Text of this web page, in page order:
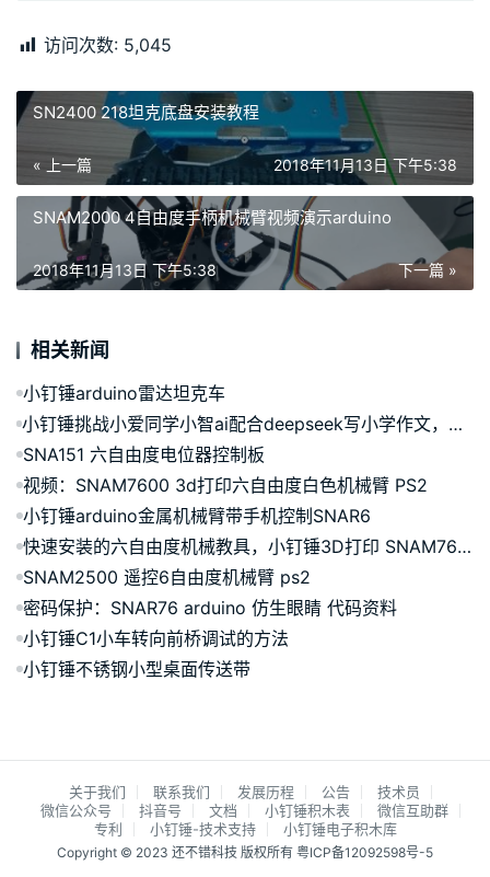
访问次数: 5,045
SN2400 218坦克底盘安装教程
« 上一篇 2018年11月13日 下午5:38
SNAM2000 4自由度手柄机械臂视频演示arduino
下一篇 »
2018年11月13日 下午5:38
相关新闻
小钉锤arduino雷达坦克车
小钉锤挑战小爱同学小智ai配合deepseek写小学作文，我的爸爸
SNA151 六自由度电位器控制板
视频：SNAM7600 3d打印六自由度白色机械臂 PS2
小钉锤arduino金属机械臂带手机控制SNAR6
快速安装的六自由度机械教具，小钉锤3D打印 SNAM7600
SNAM2500 遥控6自由度机械臂 ps2
密码保护：SNAR76 arduino 仿生眼睛 代码资料
小钉锤C1小车转向前桥调试的方法
小钉锤不锈钢小型桌面传送带
关于我们 联系我们 发展历程 公告
技术员
微信公众号
抖音号 文档 小钉锤积木表
微信互助群
专利
小钉锤-技术支持 小钉锤电子积木库
Copyright © 2023 还不错科技 版权所有 粤ICP备12092598号-5